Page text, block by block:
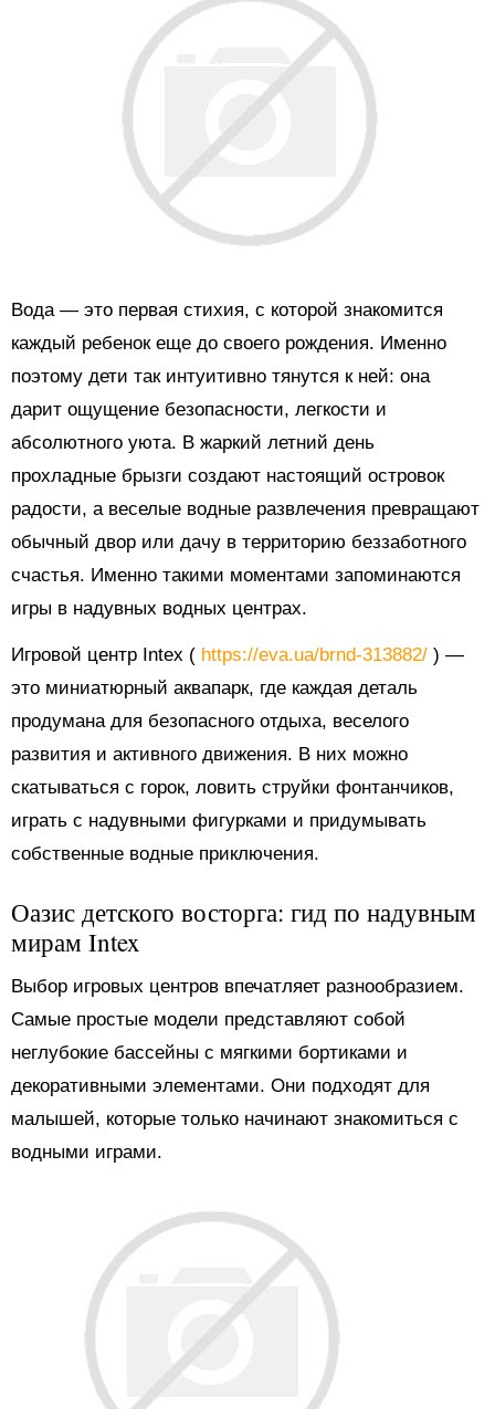
Вода — это первая стихия, с которой знакомится
каждый ребенок еще до своего рождения. Именно
поэтому дети так интуитивно тянутся к ней: она
дарит ощущение безопасности, легкости и
абсолютного уюта. В жаркий летний день
прохладные брызги создают настоящий островок
радости, а веселые водные развлечения превращают
обычный двор или дачу в территорию беззаботного
счастья. Именно такими моментами запоминаются
игры в надувных водных центрах.
Игровой центр Intex ( https://eva.ua/brnd-313882/ ) —
это миниатюрный аквапарк, где каждая деталь
продумана для безопасного отдыха, веселого
развития и активного движения. В них можно
скатываться с горок, ловить струйки фонтанчиков,
играть с надувными фигурками и придумывать
собственные водные приключения.
Оазис детского восторга: гид по надувным
мирам Intex
Выбор игровых центров впечатляет разнообразием.
Самые простые модели представляют собой
неглубокие бассейны с мягкими бортиками и
декоративными элементами. Они подходят для
малышей, которые только начинают знакомиться с
водными играми.